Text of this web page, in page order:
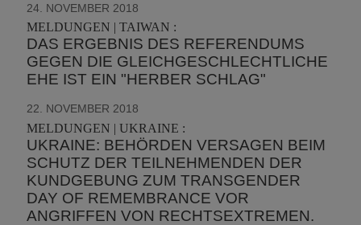
24. NOVEMBER 2018
MELDUNGEN | TAIWAN :
DAS ERGEBNIS DES REFERENDUMS
GEGEN DIE GLEICHGESCHLECHTLICHE
EHE IST EIN "HERBER SCHLAG"
22. NOVEMBER 2018
MELDUNGEN | UKRAINE :
UKRAINE: BEHÖRDEN VERSAGEN BEIM
SCHUTZ DER TEILNEHMENDEN DER
KUNDGEBUNG ZUM TRANSGENDER
DAY OF REMEMBRANCE VOR
ANGRIFFEN VON RECHTSEXTREMEN.